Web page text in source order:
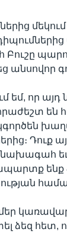
անսովոր
եմ, որ
Դուք
եւ
ենք
ձեզ հետ,